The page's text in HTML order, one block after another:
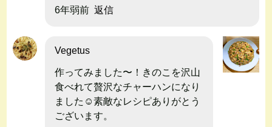
6年弱前 返信
Vegetus
作ってみました〜！きのこを沢山
食べれて贅沢なチャーハンになり
ました☺️素敵なレシピありがとう
ございます。